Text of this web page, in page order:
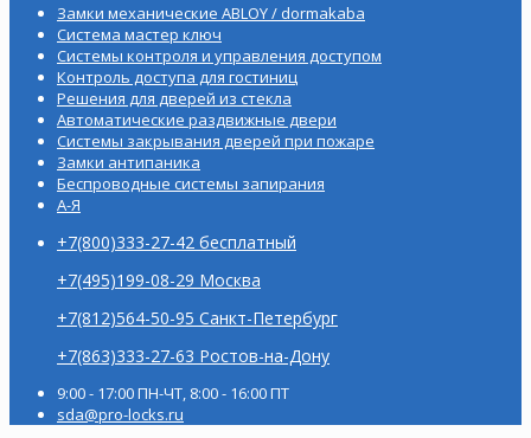
Замки механические ABLOY / dormakaba
Система мастер ключ
Системы контроля и управления доступом
Контроль доступа для гостиниц
Решения для дверей из стекла
Автоматические раздвижные двери
Системы закрывания дверей при пожаре
Замки антипаника
Беспроводные системы запирания
А-Я
+7(800)333-27-42 бесплатный
+7(495)199-08-29 Москва
+7(812)564-50-95 Санкт-Петербург
+7(863)333-27-63 Ростов-на-Дону
9:00 - 17:00 ПН-ЧТ, 8:00 - 16:00 ПТ
sda@pro-locks.ru